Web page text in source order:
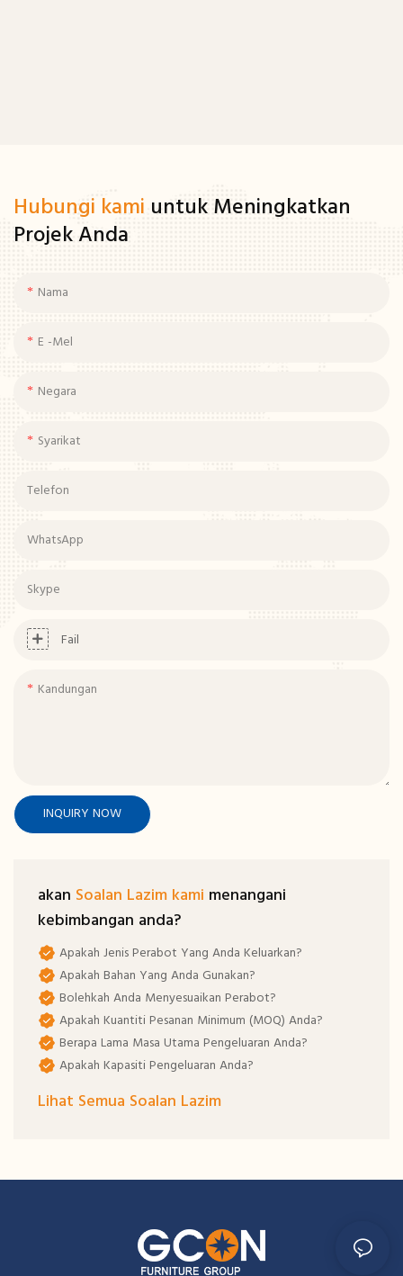
Hubungi kami untuk Meningkatkan
Projek Anda
Nama
E -mel
Negara
Syarikat
Telefon
WhatsApp
Skype
Fail
Kandungan
INQUIRY NOW
akan Soalan Lazim kami menangani
kebimbangan anda?
Apakah Jenis Perabot Yang Anda Keluarkan?
Apakah Bahan Yang Anda Gunakan?
Bolehkah Anda Menyesuaikan Perabot?
Apakah Kuantiti Pesanan Minimum (MOQ) Anda?
Berapa Lama Masa Utama Pengeluaran Anda?
Apakah Kapasiti Pengeluaran Anda?
Lihat Semua Soalan Lazim